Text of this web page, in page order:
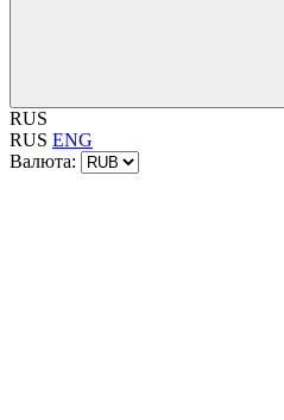
RUS
RUS ENG
Валюта: